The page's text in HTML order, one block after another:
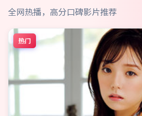
全网热播，高分口碑影片推荐
热门